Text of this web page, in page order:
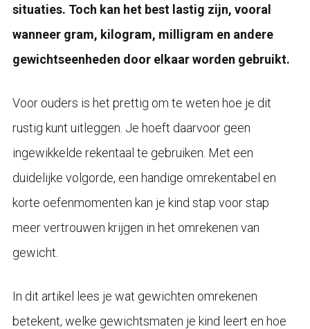
situaties. Toch kan het best lastig zijn, vooral
wanneer gram, kilogram, milligram en andere
gewichtseenheden door elkaar worden gebruikt.
Voor ouders is het prettig om te weten hoe je dit
rustig kunt uitleggen. Je hoeft daarvoor geen
ingewikkelde rekentaal te gebruiken. Met een
duidelijke volgorde, een handige omrekentabel en
korte oefenmomenten kan je kind stap voor stap
meer vertrouwen krijgen in het omrekenen van
gewicht.
In dit artikel lees je wat gewichten omrekenen
betekent, welke gewichtsmaten je kind leert en hoe